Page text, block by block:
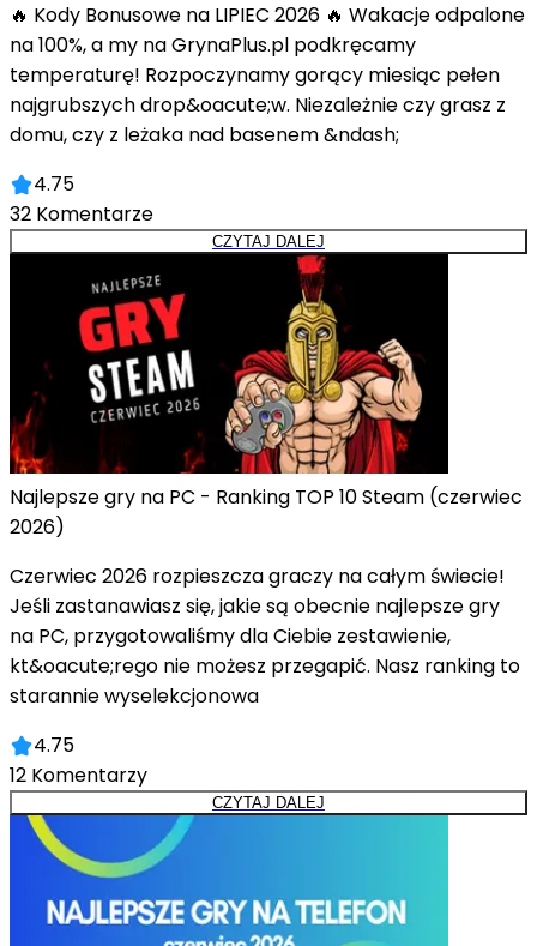
🔥 Kody Bonusowe na LIPIEC 2026 🔥 Wakacje odpalone
na 100%, a my na GrynaPlus.pl podkręcamy
temperaturę! Rozpoczynamy gorący miesiąc pełen
najgrubszych drop&oacute;w. Niezależnie czy grasz z
domu, czy z leżaka nad basenem &ndash;
4.75
32 Komentarze
CZYTAJ DALEJ
Najlepsze gry na PC - Ranking TOP 10 Steam (czerwiec
2026)
Czerwiec 2026 rozpieszcza graczy na całym świecie!
Jeśli zastanawiasz się, jakie są obecnie najlepsze gry
na PC, przygotowaliśmy dla Ciebie zestawienie,
kt&oacute;rego nie możesz przegapić. Nasz ranking to
starannie wyselekcjonowa
4.75
12 Komentarzy
CZYTAJ DALEJ